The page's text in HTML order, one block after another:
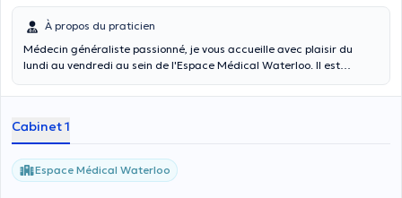
À propos du praticien
Médecin généraliste passionné, je vous accueille avec plaisir du
lundi au vendredi au sein de l'Espace Médical Waterloo. Il est
dans une atmosphère de respect mutuel ainsi qu’un sentiment de
généraliste est capable de soigner 95% des plaintes des patients
mais n’hésitera pas, si besoin, à vous référer chez un spécialiste
(cardiologue, pédiatre,…) tout en continuant à être votre personne
de référence en matière de santé. La plupart du temps, on se rend
Cabinet 1
Espace Médical Waterloo